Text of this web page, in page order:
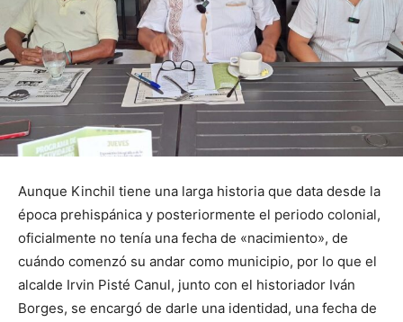
Aunque Kinchil tiene una larga historia que data desde la
época prehispánica y posteriormente el periodo colonial,
oficialmente no tenía una fecha de «nacimiento», de
cuándo comenzó su andar como municipio, por lo que el
alcalde Irvin Pisté Canul, junto con el historiador Iván
Borges, se encargó de darle una identidad, una fecha de